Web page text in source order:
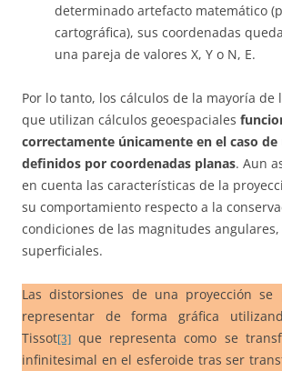
determinado artefacto matemático
cartográfica), sus coordenadas
una pareja de valores X, Y o N, E.
Por lo tanto, los cálculos de la mayoría de
que utilizan cálculos geoespaciales
correctamente únicamente en el caso de
definidos por coordenadas planas. Aun
en cuenta las características de la
su comportamiento respecto a la
condiciones de las magnitudes
superficiales.
Las distorsiones de una proyección
representar de forma gráfica
Tissot[3] que representa como se
infinitesimal en el esferoide tras ser